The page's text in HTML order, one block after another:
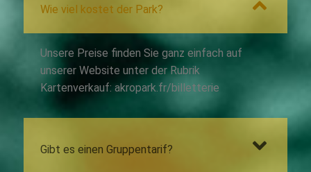
Wie viel kostet der Park?
Unsere Preise finden Sie ganz einfach auf
unserer Website unter der Rubrik
Kartenverkauf: akropark.fr/billetterie
Gibt es einen Gruppentarif?